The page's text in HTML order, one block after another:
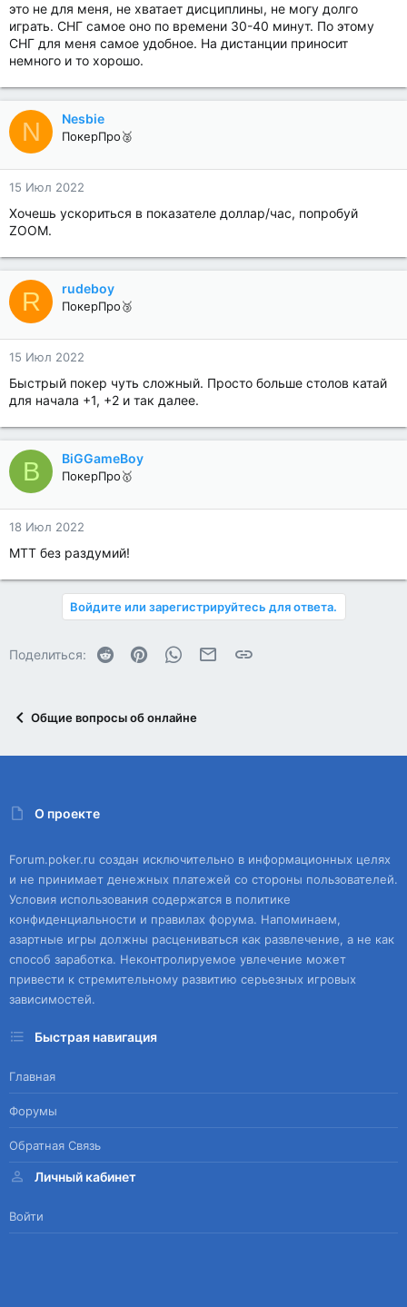
это не для меня, не хватает дисциплины, не могу долго
играть. СНГ самое оно по времени 30-40 минут. По этому
СНГ для меня самое удобное. На дистанции приносит
немного и то хорошо.
N Nesbie
ПокерПро🥈
15 Июл 2022
Хочешь ускориться в показателе доллар/час, попробуй
ZOOM.
R rudeboy
ПокерПро🥉
15 Июл 2022
Быстрый покер чуть сложный. Просто больше столов катай
для начала +1, +2 и так далее.
B BiGGameBoy
ПокерПро🥇
18 Июл 2022
МТТ без раздумий!
Войдите или зарегистрируйтесь для ответа.
Поделиться: Reddit PinterestWhatsAppЭлектронная почта
Ссылка
Общие вопросы об онлайне
О проекте
Forum.poker.ru создан исключительно в информационных целях
и не принимает денежных платежей со стороны пользователей.
Условия использования содержатся в политике
конфиденциальности и правилах форума. Напоминаем,
азартные игры должны расцениваться как развлечение, а не как
способ заработка. Неконтролируемое увлечение может
привести к стремительному развитию серьезных игровых
зависимостей.
Быстрая навигация
Главная
Форумы
Обратная Связь
Личный кабинет
Войти